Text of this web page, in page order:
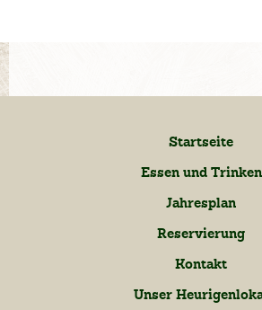
Startseite
Essen und Trinken
Jahresplan
Reservierung
Kontakt
Unser